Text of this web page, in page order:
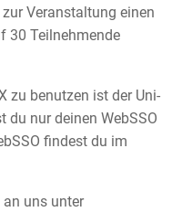
Veranstaltung einen
30 Teilnehmende
zu benutzen ist der Uni-
du nur deinen WebSSO
findest du im
uns unter